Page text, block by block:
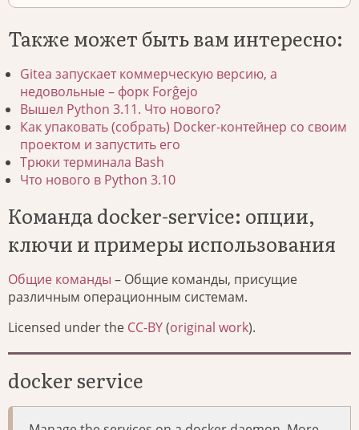
Также может быть вам интересно:
Gitea запускает коммерческую версию, а
недовольные – форк Forĝejo
Вышел Python 3.11. Что нового?
Как упаковать (собрать) Docker-контейнер со своим
проектом и запустить его
Трюки терминала Bash
Что нового в Python 3.10
Команда docker-service: опции,
ключи и примеры использования
Общие команды – Общие команды, присущие
различным операционным системам.
Licensed under the CC-BY(original work).
docker service